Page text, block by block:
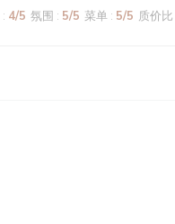
: 4/5 氛围 : 5/5 菜单 : 5/5 质价比